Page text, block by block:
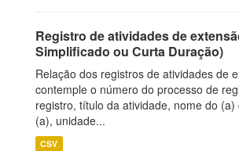
Registro de atividades de
Simplificado ou Curta Duração)
Relação dos registros de atividades de
contemple o número do processo de
registro, título da atividade, nome do
(a), unidade...
CSV